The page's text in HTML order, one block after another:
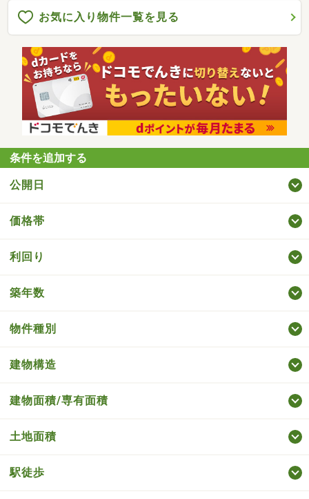
お気に入り物件一覧を見る
条件を追加する
公開日
価格帯
利回り
築年数
物件種別
建物構造
建物面積/専有面積
土地面積
駅徒歩